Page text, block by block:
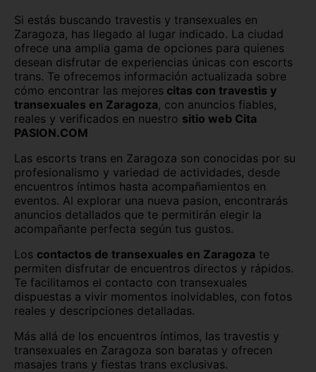
Lleida capital Logroño
Lugo capital Madrid capital
Málaga capital Melilla capital
Murcia capital Ourense capital
Oviedo Palencia capital
Palma de Mallorca Pamplona
Pontevedra capital Salamanca capital
Santander Segovia capital
Sevilla capital Soria capital
Tarragona capital Teruel capital
Toledo capital Valencia capital
Si estás buscando travestis y transexuales en
Zaragoza, has llegado al lugar indicado. La ciudad
ofrece una amplia gama de opciones para quienes
desean disfrutar de experiencias únicas con escorts
trans. Te ofrecemos información actualizada sobre
cómo encontrar las mejores citas con travestis y
transexuales en Zaragoza, con anuncios fiables,
reales y verificados en nuestro sitio web Cita
PASION.COM
Las escorts trans en Zaragoza son conocidas por su
profesionalismo y variedad de actividades, desde
encuentros íntimos hasta acompañamientos en
eventos. Al explorar una nueva pasion, encontrarás
anuncios detallados que te permitirán elegir la
acompañante perfecta según tus gustos.
Los contactos de transexuales en Zaragoza te
permiten disfrutar de encuentros directos y rápidos.
Te facilitamos el contacto con transexuales
dispuestas a vivir momentos inolvidables, con fotos
reales y descripciones detalladas.
Más allá de los encuentros íntimos, las travestis y
transexuales en Zaragoza son baratas y ofrecen
masajes trans y fiestas trans exclusivas.